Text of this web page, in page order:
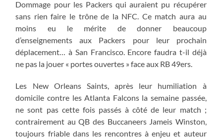
Dommage pour les Packers qui auraient pu récupérer
sans rien faire le trône de la NFC. Ce match aura au
moins eu le mérite de donner beaucoup
d’enseignements aux Packers pour leur prochain
déplacement… à San Francisco. Encore faudra t-il déjà
ne pas la jouer « portes ouvertes » face aux RB 49ers.
Les New Orleans Saints, après leur humiliation à
domicile contre les Atlanta Falcons la semaine passée,
ne sont pas cette fois passés à côté de leur match ;
contrairement au QB des Buccaneers Jameis Winston,
toujours friable dans les rencontres à enjeu et auteur